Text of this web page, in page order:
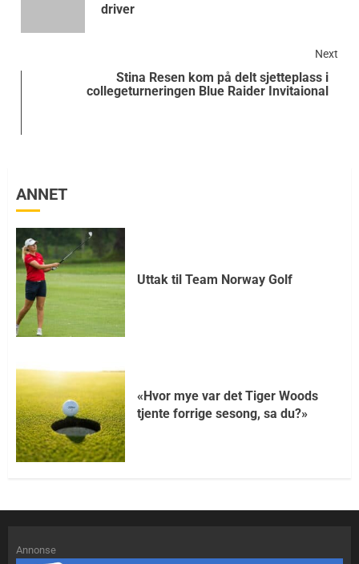
driver
Next
Stina Resen kom på delt sjetteplass i
collegeturneringen Blue Raider Invitaional
ANNET
Uttak til Team Norway Golf
«Hvor mye var det Tiger Woods
tjente forrige sesong, sa du?»
Annonse